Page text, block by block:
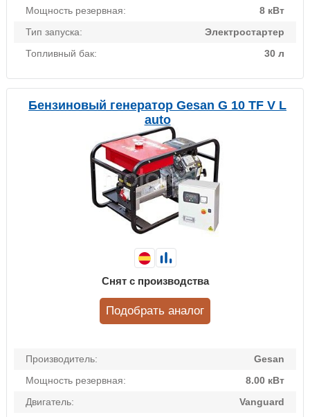
Мощность резервная:
8 кВт
Тип запуска:
Электростартер
Топливный бак:
30 л
Бензиновый генератор Gesan G 10 TF V L
auto
Производитель:
Gesan
Мощность резервная:
8.00 кВт
Двигатель:
Vanguard
Снят с производства
Подобрать аналог